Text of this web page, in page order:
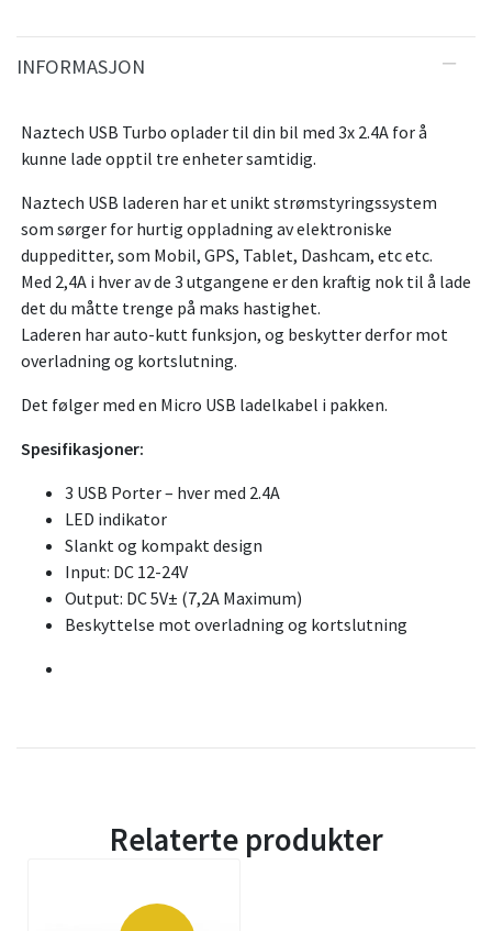
INFORMASJON
Naztech USB Turbo oplader til din bil med 3x 2.4A for å
kunne lade opptil tre enheter samtidig.
Naztech USB laderen har et unikt strømstyringssystem
som sørger for hurtig oppladning av elektroniske
duppeditter, som Mobil, GPS, Tablet, Dashcam, etc etc.
Med 2,4A i hver av de 3 utgangene er den kraftig nok til å lade
det du måtte trenge på maks hastighet.
Laderen har auto-kutt funksjon, og beskytter derfor mot
overladning og kortslutning.
Det følger med en Micro USB ladelkabel i pakken.
Spesifikasjoner:
3 USB Porter – hver med 2.4A
LED indikator
Slankt og kompakt design
Input: DC 12-24V
Output: DC 5V± (7,2A Maximum)
Beskyttelse mot overladning og kortslutning
Relaterte produkter